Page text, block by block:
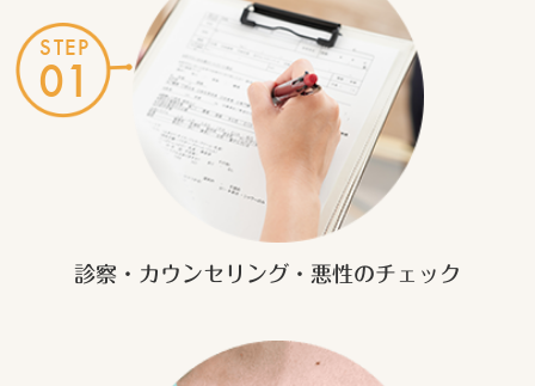
STEP
01
診察・カウンセリング ・悪性のチェック